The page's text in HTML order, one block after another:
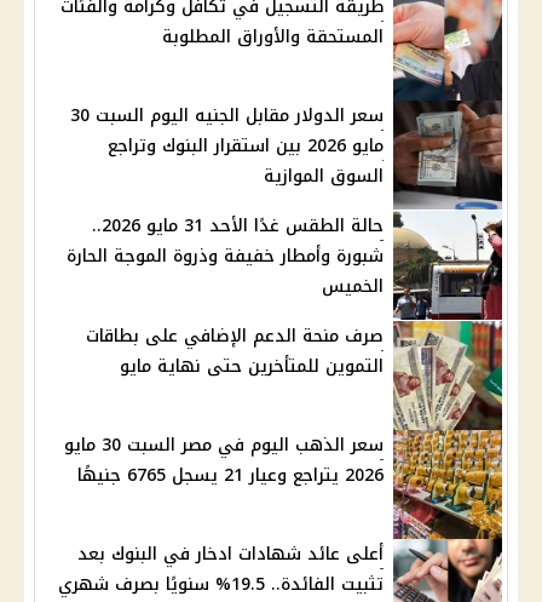
المستحقة والأوراق المطلوبة
سعر الدولار مقابل الجنيه اليوم السبت 30
مايو 2026 بين استقرار البنوك وتراجع
السوق الموازية
حالة الطقس غدًا الأحد 31 مايو 2026..
شبورة وأمطار خفيفة وذروة الموجة الحارة
الخميس
صرف منحة الدعم الإضافي على بطاقات
التموين للمتأخرين حتى نهاية مايو
سعر الذهب اليوم في مصر السبت 30 مايو
2026 يتراجع وعيار 21 يسجل 6765 جنيهًا
أعلى عائد شهادات ادخار في البنوك بعد
تثبيت الفائدة.. 19.5% سنويًا بصرف شهري